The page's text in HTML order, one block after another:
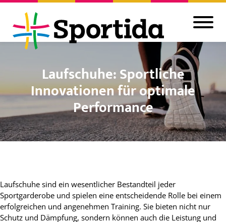
Laufschuhe: Sportliche
Innovationen für optimale
Performance
Laufschuhe sind ein wesentlicher Bestandteil jeder
Sportgarderobe und spielen eine entscheidende Rolle bei einem
erfolgreichen und angenehmen Training. Sie bieten nicht nur
Schutz und Dämpfung, sondern können auch die Leistung und